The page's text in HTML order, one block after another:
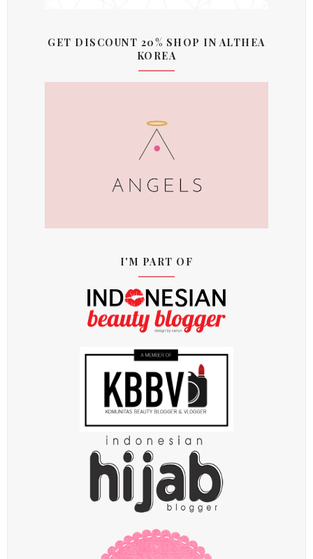
GET DISCOUNT 20% SHOP IN ALTHEA
KOREA
I'M PART OF